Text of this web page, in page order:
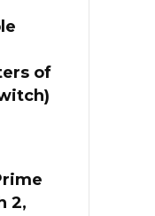
of
2,